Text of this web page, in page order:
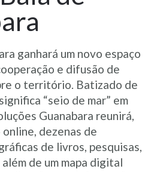
ganhará um novo espaço
e difusão de
o território. Batizado de
“seio de mar” em
Guanabara reunirá,
dezenas de
de livros, pesquisas,
de um mapa digital